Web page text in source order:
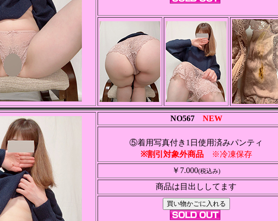
NO567 NEW
⑤着用写真付き1日使用済みパンティ
※割引対象外商品※冷凍保存
￥7.000(税込み)
商品は目出ししてます